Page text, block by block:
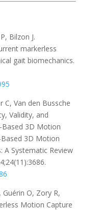
Bilzon J.
markerless
gait biomechanics.
C, Van den Bussche
Validity, and
Based 3D Motion
3D Motion
A Systematic Review
Guérin O, Zory R,
Motion Capture